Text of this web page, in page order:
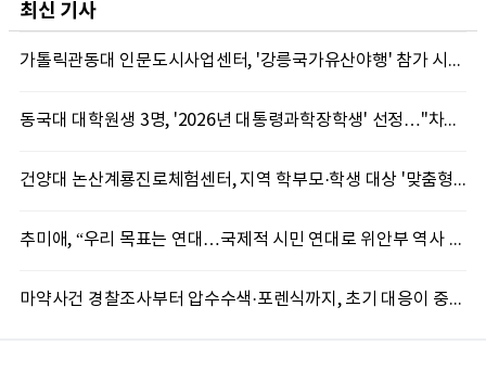
최신 기사
가톨릭관동대 인문도시사업센터, '강릉국가유산야행' 참가 시민 15명 모집
동국대 대학원생 3명, '2026년 대통령과학장학생' 선정…"차세대 연구자 발굴"
건양대 논산계룡진로체험센터, 지역 학부모·학생 대상 '맞춤형 직업 체험' 성료
추미애, “우리 목표는 연대…국제적 시민 연대로 위안부 역사 계속 알려야”
마약사건 경찰조사부터 압수수색·포렌식까지, 초기 대응이 중요한 이유